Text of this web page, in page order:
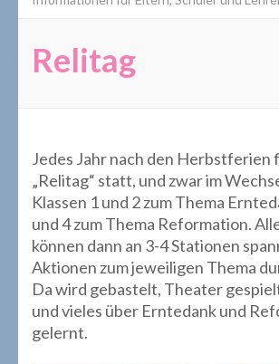
Relitag
Jedes Jahr nach den Herbstferien
„Relitag“ statt, und zwar im
Klassen 1 und 2 zum Thema
und 4 zum Thema Reformation.
können dann an 3-4 Stationen
Aktionen zum jeweiligen Thema
Da wird gebastelt, Theater
und vieles über Erntedank und
gelernt.